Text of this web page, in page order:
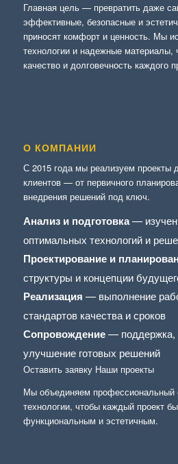
Главная цель — превратить даже
эффективные, безопасные и
приносят комфорт и ценность. Мы
технологии и надежные материалы,
качество и долговечность каждого
О КОМПАНИИ
С 2015 года мы реализуем проекты
клиентов — от первичного
внедрения решений под ключ.
Анализ и подготовка—
оптимальных технологий и
Проектирование и
структуры и концепции
Реализация — выполнение
стандартов качества и сроков
Сопровождение— поддержка,
улучшение готовых решений
Оставить заявку Наши проекты
Мы объединяем профессиональный
технологии, чтобы каждый проект
функциональным и эстетичным.